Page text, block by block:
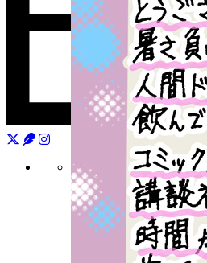
月刊少年シリウス
連載中作品一覧
バックナンバー